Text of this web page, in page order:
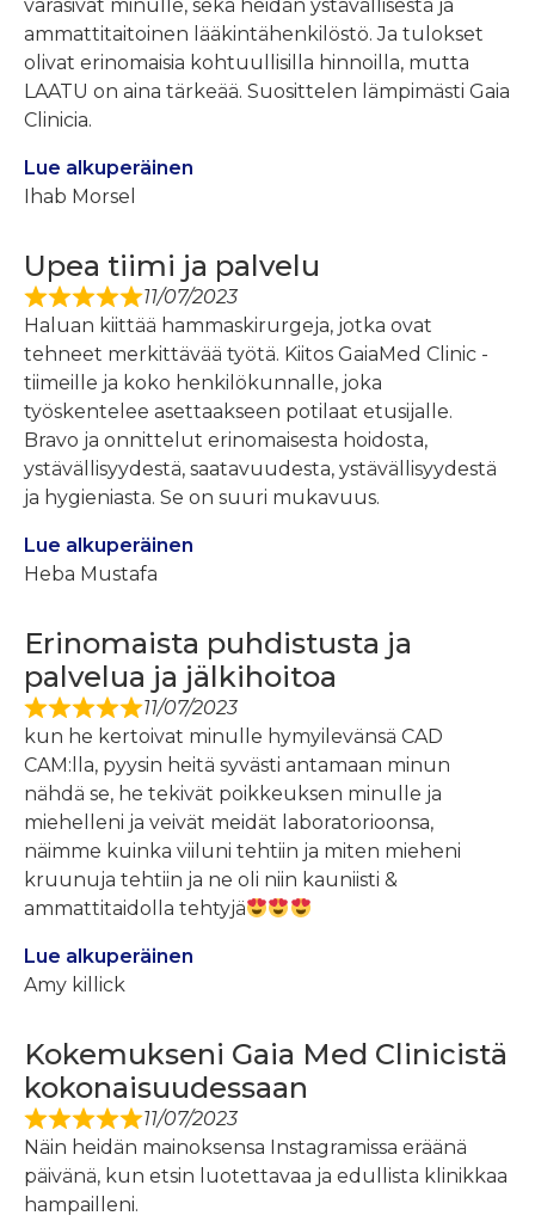
varasivat minulle, sekä heidän ystävällisestä ja
ammattitaitoinen lääkintähenkilöstö. Ja tulokset
olivat erinomaisia ​​kohtuullisilla hinnoilla, mutta
LAATU on aina tärkeää. Suosittelen lämpimästi Gaia
Clinicia.
Lue alkuperäinen
Ihab Morsel
Upea tiimi ja palvelu
11/07/2023
Haluan kiittää hammaskirurgeja, jotka ovat
tehneet merkittävää työtä. Kiitos GaiaMed Clinic -
tiimeille ja koko henkilökunnalle, joka
työskentelee asettaakseen potilaat etusijalle.
Bravo ja onnittelut erinomaisesta hoidosta,
ystävällisyydestä, saatavuudesta, ystävällisyydestä
ja hygieniasta. Se on suuri mukavuus.
Lue alkuperäinen
Heba Mustafa
Erinomaista puhdistusta ja
palvelua ja jälkihoitoa
11/07/2023
kun he kertoivat minulle hymyilevänsä CAD
CAM:lla, pyysin heitä syvästi antamaan minun
nähdä se, he tekivät poikkeuksen minulle ja
miehelleni ja veivät meidät laboratorioonsa,
näimme kuinka viiluni tehtiin ja miten mieheni
kruunuja tehtiin ja ne oli niin kauniisti &
ammattitaidolla tehtyjä
Lue alkuperäinen
Amy killick
Kokemukseni Gaia Med Clinicistä
kokonaisuudessaan
11/07/2023
Näin heidän mainoksensa Instagramissa eräänä
päivänä, kun etsin luotettavaa ja edullista klinikkaa
hampailleni.